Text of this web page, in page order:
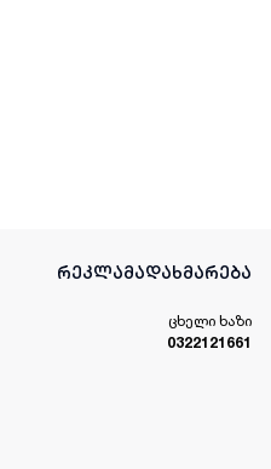
რეკლამადახმარება
ცხელი ხაზი
0322121661